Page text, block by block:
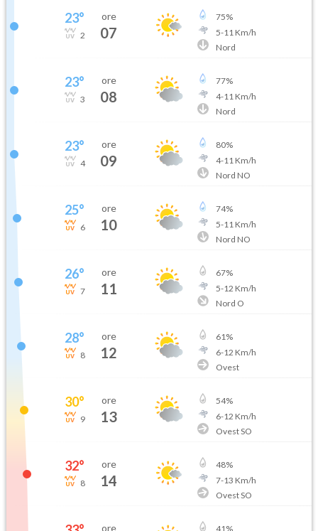
23°
2
ore
07
75%
5-11 Km/h
Nord
23°
3
ore
08
77%
4-11 Km/h
Nord
23°
4
ore
09
80%
4-11 Km/h
Nord NO
25°
6
ore
10
74%
5-11 Km/h
Nord NO
26°
7
ore
11
67%
5-12 Km/h
Nord O
28°
8
ore
12
61%
6-12 Km/h
Ovest
30°
9
ore
13
54%
6-12 Km/h
Ovest SO
32°
8
ore
14
48%
7-13 Km/h
Ovest SO
ore 41 %